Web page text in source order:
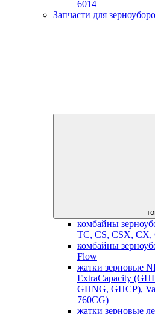
6014
Запчасти для
комбайны
TC, CS, CSX, CX,
комбайны
Flow
жатки зерновые
ExtraCapacity
GHNG, GHCP),
760CG)
жатки зерновые